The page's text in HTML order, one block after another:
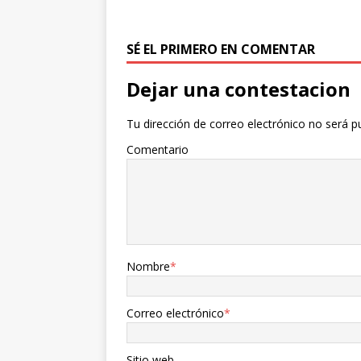
SÉ EL PRIMERO EN COMENTAR
Dejar una contestacion
Tu dirección de correo electrónico no será
Comentario
Nombre*
Correo electrónico*